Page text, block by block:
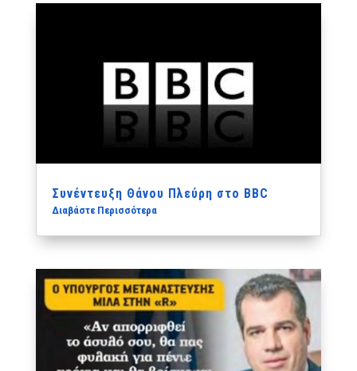
Συνέντευξη Θάνου Πλεύρη στο BBC
Διαβάστε Περισσότερα